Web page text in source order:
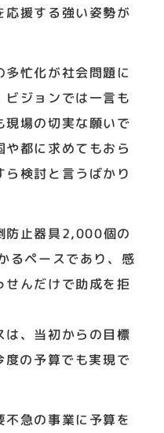
援する強い姿勢が
忙化が社会問題に
ジョンでは一言も
現場の切実な願いで
都に求めてもおら
検討と言うばかり
防止器具2,000個の
るペースであり、感
せんだけで助成を拒
は、当初からの目標
の予算でも実現で
急の事業に予算を